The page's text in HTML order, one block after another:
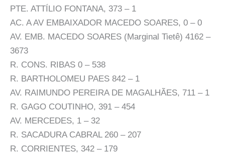
PTE. ATTÍLIO FONTANA, 373 – 1
AC. A AV EMBAIXADOR MACEDO SOARES, 0 – 0
AV. EMB. MACEDO SOARES (Marginal Tietê) 4162 –
3673
R. CONS. RIBAS 0 – 538
R. BARTHOLOMEU PAES 842 – 1
AV. RAIMUNDO PEREIRA DE MAGALHÃES, 711 – 1
R. GAGO COUTINHO, 391 – 454
AV. MERCEDES, 1 – 32
R. SACADURA CABRAL 260 – 207
R. CORRIENTES, 342 – 179